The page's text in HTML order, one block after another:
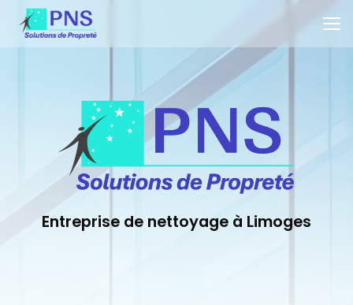
contenu
principal
Entreprise de nettoyage à Limoges